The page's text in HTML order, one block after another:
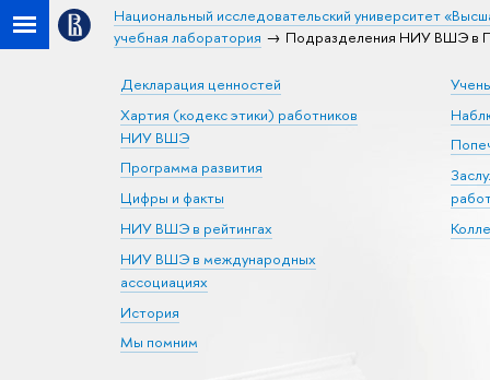
Национальный исследовательский университет
учебная лаборатория
Подразделения НИУ ВШЭ в
Декларация ценностей
Хартия (кодекс этики) работников
НИУ ВШЭ
Программа развития
Цифры и факты
НИУ ВШЭ в рейтингах
НИУ ВШЭ в международных
ассоциациях
История
Мы помним